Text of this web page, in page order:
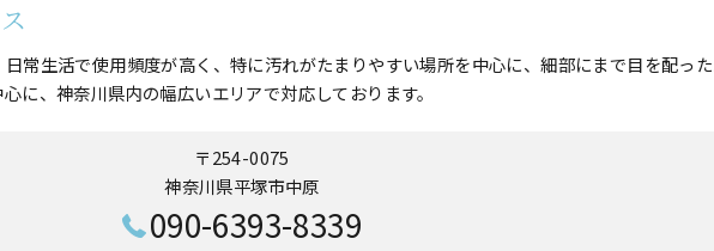
常生活で使用頻度が高く、特に汚れがたまりやすい場所を中心に、細部にまで目を配っ
に、神奈川県内の幅広いエリアで対応しております。
〒254-0075
神奈川県平塚市中原
090-6393-8339